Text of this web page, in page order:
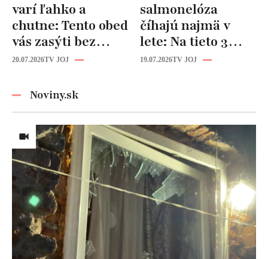
varí ľahko a
chutne: Tento obed
vás zasýti bez
zbytočných kalórií
20.07.2026TV JOJ
salmonelóza
číhajú najmä v
lete: Na tieto 3
pravidlá pri jedle
19.07.2026TV JOJ
Noviny.sk